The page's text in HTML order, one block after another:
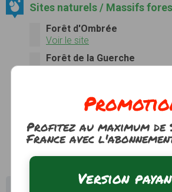
Sites naturels / Massifs
Forêt d'Ombrée
Voir le site
Forêt de la Guerche
Voir le site
forêt du Pertre est une
départementd'Ille-et-
Bretagne Voir le site
Profitez au maximum de
France avec
Version